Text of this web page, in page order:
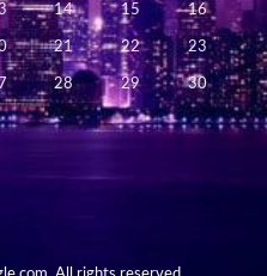
14 15 16
21 22 23
28 29 30